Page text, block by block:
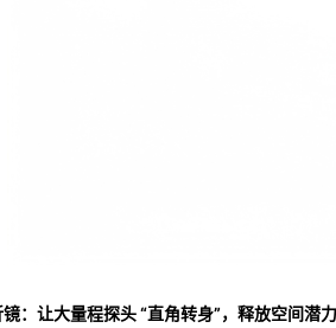
：让大量程探头 “直角转身”，释放空间潜力